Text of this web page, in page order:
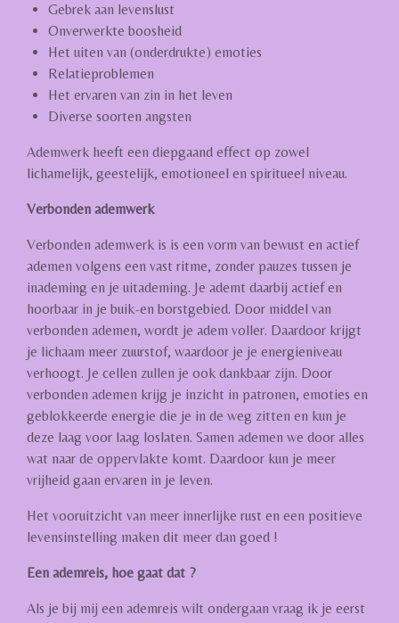
Gebrek aan levenslust
Onverwerkte boosheid
Het uiten van (onderdrukte) emoties
Relatieproblemen
Het ervaren van zin in het leven
Diverse soorten angsten
Ademwerk heeft een diepgaand effect op zowel
lichamelijk, geestelijk, emotioneel en spiritueel niveau.
Verbonden ademwerk
Verbonden ademwerk is is een vorm van bewust en actief
ademen volgens een vast ritme, zonder pauzes tussen je
inademing en je uitademing. Je ademt daarbij actief en
hoorbaar in je buik-en borstgebied. Door middel van
verbonden ademen, wordt je adem voller. Daardoor krijgt
je lichaam meer zuurstof, waardoor je je energieniveau
verhoogt. Je cellen zullen je ook dankbaar zijn. Door
verbonden ademen krijg je inzicht in patronen, emoties en
geblokkeerde energie die je in de weg zitten en kun je
deze laag voor laag loslaten. Samen ademen we door alles
wat naar de oppervlakte komt. Daardoor kun je meer
vrijheid gaan ervaren in je leven.
Het vooruitzicht van meer innerlijke rust en een positieve
levensinstelling maken dit meer dan goed !
Een ademreis, hoe gaat dat ?
Als je bij mij een ademreis wilt ondergaan vraag ik je eerst